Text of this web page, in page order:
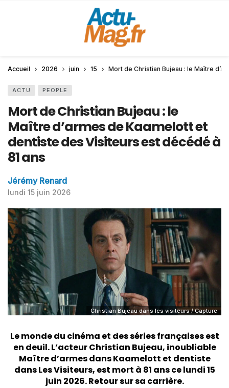
Accueil 2026 juin 15 Mort de Christian Bujeau : le Maître
ACTU PEOPLE
Mort de Christian Bujeau : le
Maître d’armes de Kaamelott et
dentiste des Visiteurs est décédé à
81 ans
Jérémy Renard
lundi 15 juin 2026
Christian Bujeau dans les visiteurs / Capture
Le monde du cinéma et des séries françaises est
en deuil. L’acteur Christian Bujeau, inoubliable
Maître d’armes dans Kaamelott et dentiste
dans Les Visiteurs, est mort à 81 ans ce lundi 15
juin 2026. Retour sur sa carrière.